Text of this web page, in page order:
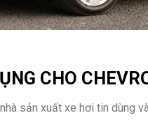
CHO
sản xuất xe hơi tin dùng